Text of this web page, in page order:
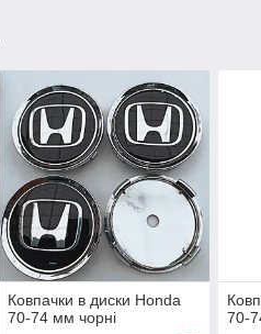
Ковпачки в диски Honda
70-74 мм чорні
70-